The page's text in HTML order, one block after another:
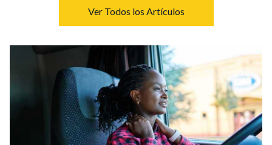
Ver Todos los Artículos